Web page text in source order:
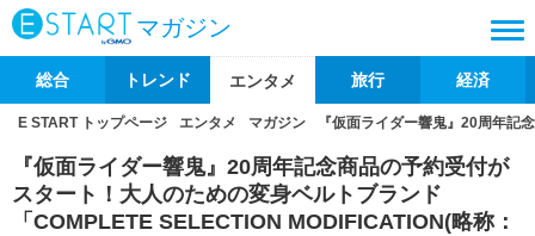
マガジン
総合 トレンド エンタメ 旅行 経済
E START トップページ エンタメ マガジン 『仮面ライダー響鬼』20周年記
『仮面ライダー響鬼』20周年記念商品の予約受付が
スタート！大人のための変身ベルトブランド
「COMPLETE SELECTION MODIFICATION(略称：